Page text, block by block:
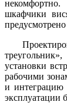
шкафчики
установки
рабочими
и интеграцию
эксплуатации